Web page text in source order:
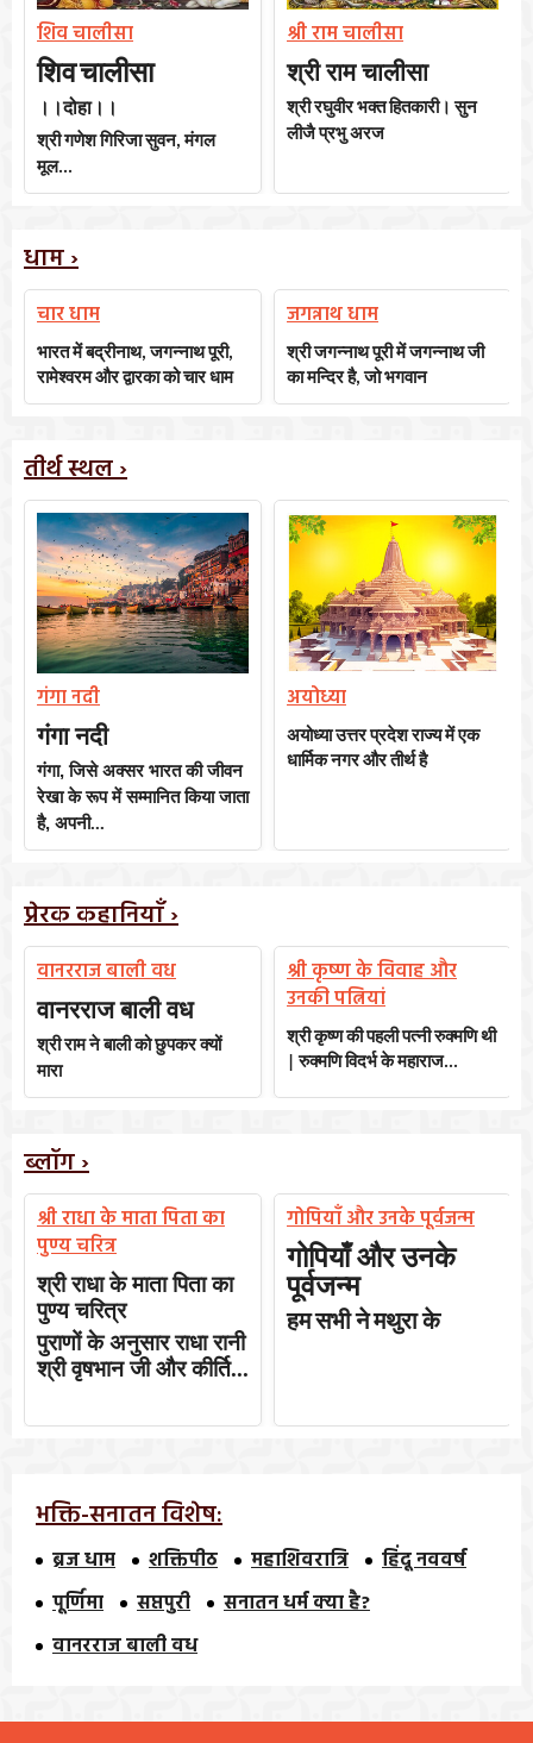
शिव चालीसा
शिवचालीसा
।।दोहा।।
श्रीगणेशगिरिजासुवन,मंगल
मूल...
श्री राम चालीसा
श्री राम चालीसा
श्रीरघुवीरभक्तहितकारी। सुन
लीजैप्रभुअरज
धाम ›
चार धाम
भारत में बद्रीनाथ,जगन्नाथ पूरी,
रामेश्वरम और द्वारका को चार धाम
जगन्नाथ धाम
श्री जगन्नाथ पूरी में जगन्नाथ जी
का मन्दिर है,जो भगवान
तीर्थ स्थल ›
गंगा नदी
गंगा नदी
गंगा,जिसे अक्सर भारत की जीवन
रेखा के रूप में सम्मानित किया जाता
है, अपनी...
अयोध्या
अयोध्या उत्तर प्रदेश राज्य में एक
धार्मिक नगर और तीर्थ है
प्रेरक कहानियाँ ›
वानरराज बाली वध
वानरराज बाली वध
श्रीरामनेबालीकोछुपकरक्यों
मारा
श्री कृष्ण के विवाह और
उनकी पत्नियां
श्री कृष्ण की पहली पत्नी रुक्मणि थी
|रुक्मणि विदर्भ के महाराज...
ब्लॉग ›
श्री राधा के माता पिता का
पुण्य चरित्र
श्री राधा के माता पिता का
पुण्य चरित्र
पुराणों के अनुसार राधा रानी
श्री वृषभान जी और कीर्ति...
गोपियाँ और उनके पूर्वजन्म
गोपियाँ और उनके
पूर्वजन्म
हमसभीनेमथुराके
भक्ति-सनातन विशेष:
ब्रज धाम शक्तिपीठ महाशिवरात्रि
हिंदू नववर्ष
पूर्णिमा
सप्तपुरी
सनातन धर्म क्या है?
वानरराज बाली वध